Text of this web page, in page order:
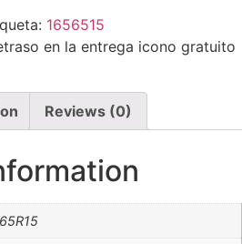
1656515
Reviews (0)